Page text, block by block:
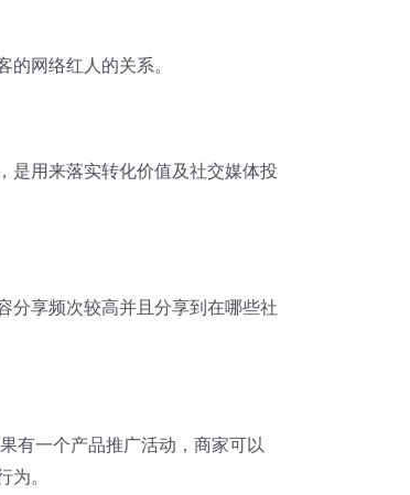
网络红人的关系。
是用来落实转化价值及社交媒体投
分享频次较高并且分享到在哪些社
有一个产品推广活动，商家可以
为。